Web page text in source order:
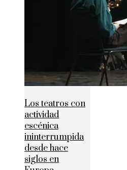
Los teatros con
actividad
escénica
ininterrumpida
desde hace
siglos en